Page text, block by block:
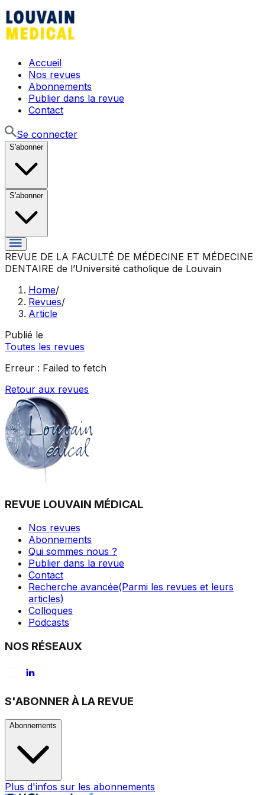
Accueil
Nos revues
Abonnements
Publier dans la revue
Contact
Se connecter
S'abonner
S'abonner
REVUE DE LA FACULTÉ DE MÉDECINE ET MÉDECINE
DENTAIRE de l’Université catholique de Louvain
Home/
Revues/
Article
Publié le
Toutes les revues
Erreur : Failed to fetch
Retour aux revues
REVUE LOUVAIN MÉDICAL
Nos revues
Abonnements
Qui sommes nous ?
Publier dans la revue
Contact
Recherche avancée(Parmi les revues et leurs
articles)
Colloques
Podcasts
NOS RÉSEAUX
S'ABONNER À LA REVUE
Abonnements
Plus d'infos sur les abonnements